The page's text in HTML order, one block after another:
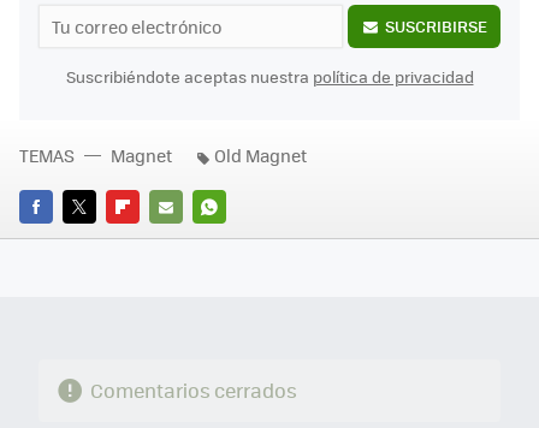
SUSCRIBIRSE
Suscribiéndote aceptas nuestra política de privacidad
FACEBOOK
TWITTERFLIPBOARD
E-
WHATSAPP
TEMAS Magnet Old Magnet
Comentarios cerrados